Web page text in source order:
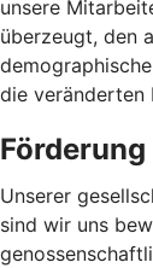
unsere
überzeugt, den
die veränderten
Unserer
sind wir uns